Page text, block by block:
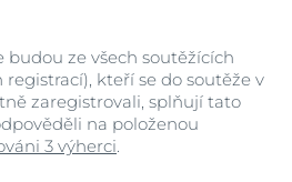
budou ze všech soutěžících
kteří se do soutěže v
zaregistrovali, splňují tato
na položenou
3 výherci.